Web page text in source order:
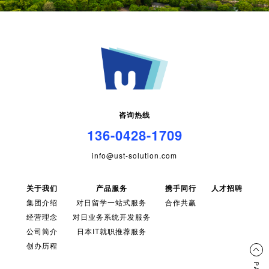
咨询热线
136-0428-1709
info@ust-solution.com
关于我们
集团介绍
经营理念
公司简介
创办历程
产品服务
对日留学一站式服务
对日业务系统开发服务
日本IT就职推荐服务
携手同行
合作共赢
人才招聘